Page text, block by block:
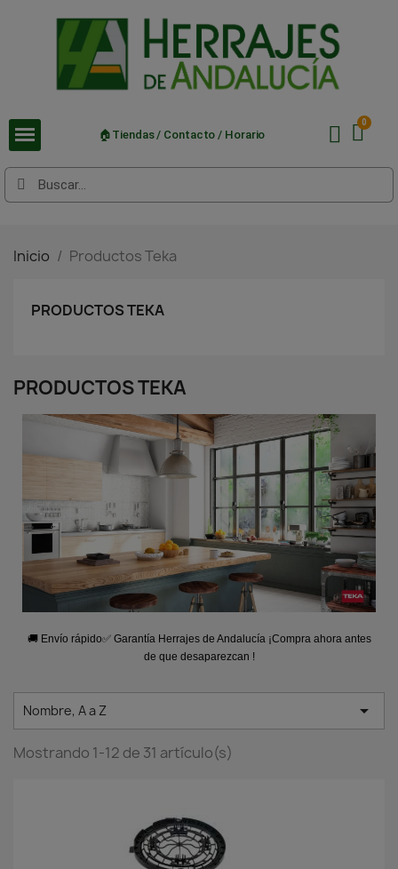
🏠Tiendas / Contacto / Horario
Inicio Productos Teka
PRODUCTOS TEKA
PRODUCTOS TEKA
🚚 Envío rápido✅ Garantía Herrajes de Andalucía ¡Compra ahora antes
de que desaparezcan !
Nombre, A a Z 
Mostrando 1-12 de 31 artículo(s)